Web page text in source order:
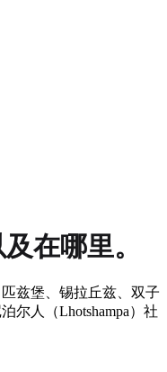
在哪里。
兹堡、锡拉丘兹、双子
尔人（Lhotshampa）社